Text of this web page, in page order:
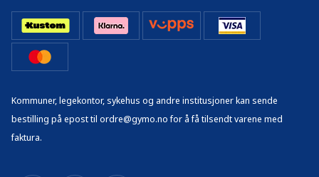
Kommuner, legekontor, sykehus og andre institusjoner kan sende
bestilling på epost til ordre@gymo.no for å få tilsendt varene med
faktura.